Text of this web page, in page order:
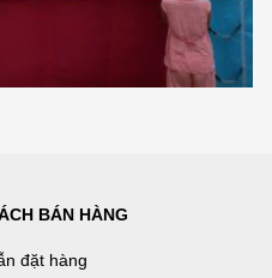
BÁN HÀNG
đặt hàng